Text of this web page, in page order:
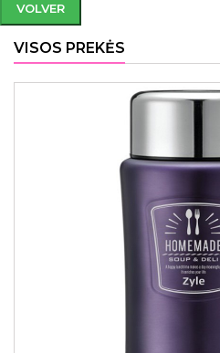
VOLVER
VISOS PREKĖS